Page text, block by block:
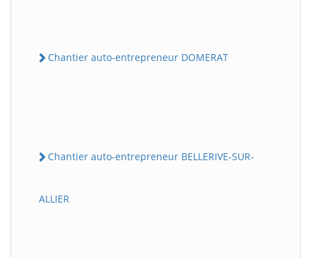
Chantier auto-entrepreneur DOMERAT
Chantier auto-entrepreneur BELLERIVE-SUR-
ALLIER